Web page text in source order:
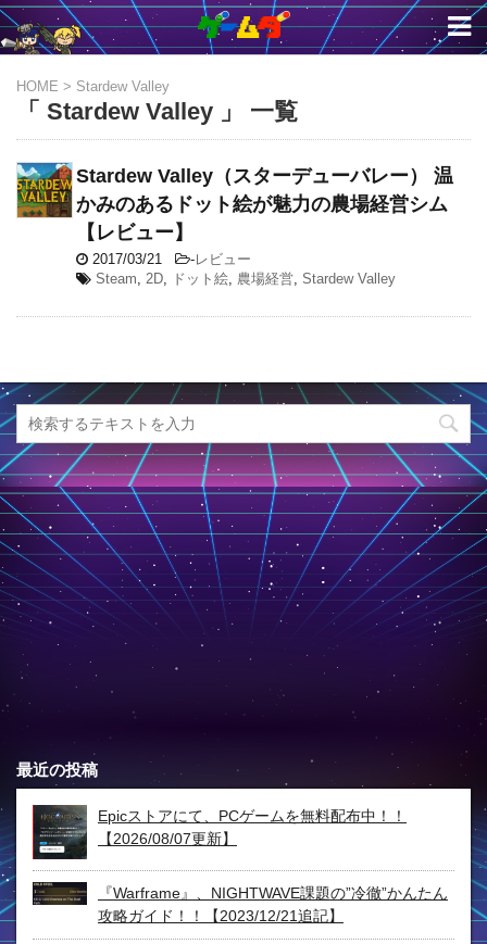
HOME > Stardew Valley
「 Stardew Valley 」 一覧
Stardew Valley（スターデューバレー） 温
かみのあるドット絵が魅力の農場経営シム
【レビュー】
2017/03/21 -レビュー
Steam, 2D, ドット絵, 農場経営, Stardew Valley
最近の投稿
Epicストアにて、PCゲームを無料配布中！！
【2026/08/07更新】
『Warframe』、NIGHTWAVE課題の”冷徹”かんたん
攻略ガイド！！【2023/12/21追記】